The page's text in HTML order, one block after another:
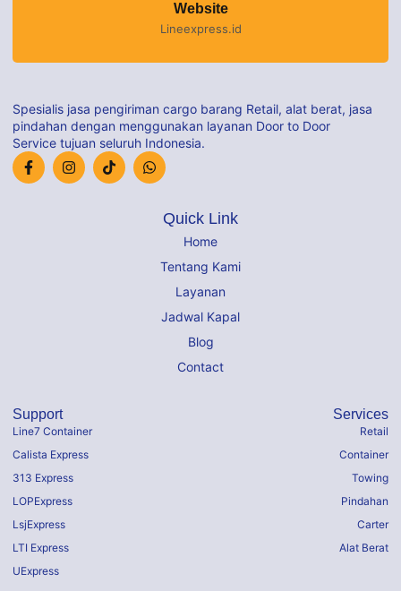
Website
Lineexpress.id
Spesialis jasa pengiriman cargo barang Retail, alat berat, jasa
pindahan dengan menggunakan layanan Door to Door
Service tujuan seluruh Indonesia.
Quick Link
Home
Tentang Kami
Layanan
Jadwal Kapal
Blog
Contact
Support
Line7 Container
Calista Express
313 Express
LOPExpress
LsjExpress
LTI Express
UExpress
Services
Retail
Container
Towing
Pindahan
Carter
Alat Berat